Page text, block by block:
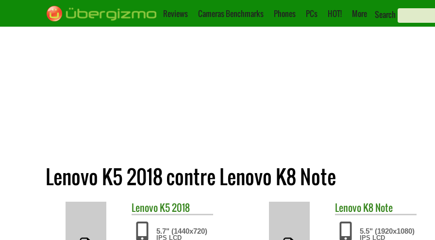
Reviews Cameras Benchmarks Phones PCs HOT! More Search
Lenovo K5 2018 contre Lenovo K8 Note
LenovoK5 2018
5.7" (1440x720)
IPS LCD
LenovoK8 Note
5.5" (1920x1080)
IPS LCD